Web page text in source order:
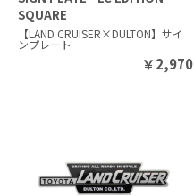
SQUARE
【LAND CRUISER×DULTON】サイ
ンプレート
￥2,970